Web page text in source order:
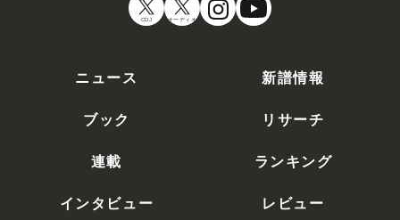
CDJ オーディオ
ニュース
新譜情報
ブック
リサーチ
連載
ランキング
インタビュー
レビュー